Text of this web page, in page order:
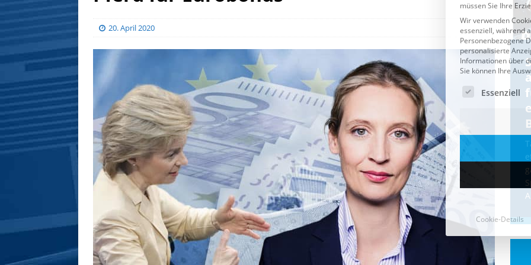
20. April 2020
CDU & Ampel wollen nach
der Wahl wieder Afghanen
einfliegen: Zeit für ein
Asylmoratorium!
Die Bundesregierung und die CDU
halten die Wähler für dumm! Weil die
Stimmung wegen der von Afghanen
verübten Anschläge kippte, wurden die
Flüge vor der[...]
Cookie-Details